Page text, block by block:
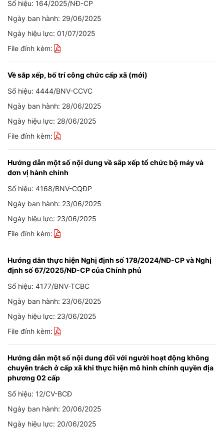
Số hiệu: 164/2025/NĐ-CP
Ngày ban hành: 29/06/2025
Ngày hiệu lực: 01/07/2025
File đính kèm:
Về sắp xếp, bố trí công chức cấp xã (mới)
Số hiệu: 4444/BNV-CCVC
Ngày ban hành: 28/06/2025
Ngày hiệu lực: 28/06/2025
File đính kèm:
Hướng dẫn một số nội dung về sắp xếp tổ chức bộ máy và
đơn vị hành chính
Số hiệu: 4168/BNV-CQĐP
Ngày ban hành: 23/06/2025
Ngày hiệu lực: 23/06/2025
File đính kèm:
Hướng dẫn thực hiện Nghị định số 178/2024/NĐ-CP và Nghị
định số 67/2025/NĐ-CP của Chính phủ
Số hiệu: 4177/BNV-TCBC
Ngày ban hành: 23/06/2025
Ngày hiệu lực: 23/06/2025
File đính kèm:
Hướng dẫn một số nội dung đối với người hoạt động không
chuyên trách ở cấp xã khi thực hiện mô hình chính quyền địa
phương 02 cấp
Số hiệu: 12/CV-BCĐ
Ngày ban hành: 20/06/2025
Ngày hiệu lực: 20/06/2025